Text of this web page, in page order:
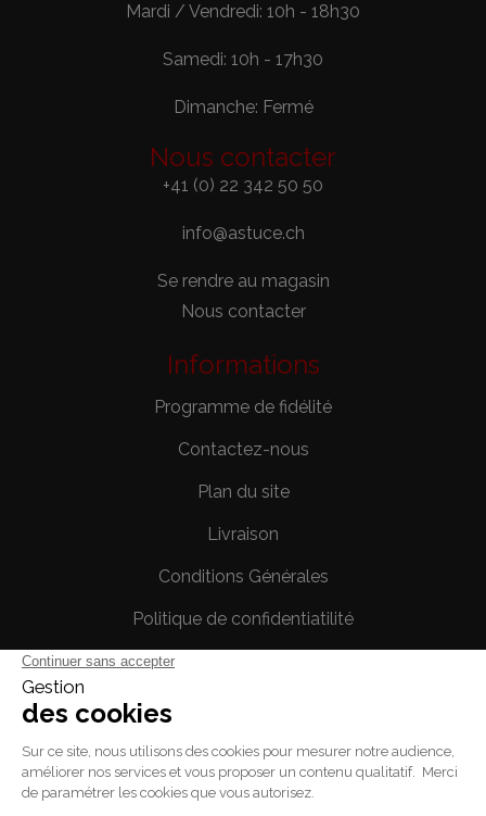
Mardi / Vendredi: 10h - 18h30
Samedi: 10h - 17h30
Dimanche: Fermé
Nous contacter
+41 (0) 22 342 50 50
info@astuce.ch
Se rendre au magasin
Nous contacter
Informations
Programme de fidélité
Contactez-nous
Plan du site
Livraison
Conditions Générales
Politique de confidentiatilité
Votre compte
Informations personnelles